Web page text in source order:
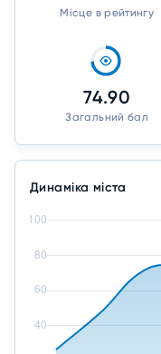
Місце в рейтингу
74.90
Загальний бал
Динаміка міста